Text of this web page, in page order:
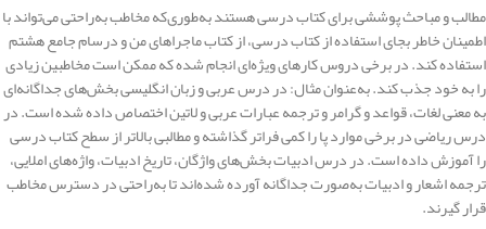
مطالب و مباحث پوششی برای کتاب درسی هستند به‌طوری‌که مخاطب به‌راحتی می‌تواند با
اطمینان خاطر بجای استفاده از کتاب درسی، از کتاب ماجراهای من و درسام جامع هشتم
استفاده کند. در برخی دروس کارهای ویژه‌ای انجام‌ شده که ممکن است مخاطبین زیادی
را به خود جذب کند. به‌عنوان‌ مثال: در درس عربی و زبان انگلیسی بخش‌های جداگانه‌ای
به معنی لغات، قواعد و گرامر و ترجمه عبارات عربی و لاتین اختصاص داده‌ شده است. در
درس ریاضی در برخی موارد پا را کمی فراتر گذاشته و مطالبی بالاتر از سطح کتاب درسی
را آموزش داده است. در درس ادبیات بخش‌های واژگان، تاریخ ادبیات، واژه‌های املایی،
ترجمه اشعار و ادبیات به‌صورت جداگانه آورده شده‌اند تا به‌راحتی در دسترس مخاطب
قرار گیرند.